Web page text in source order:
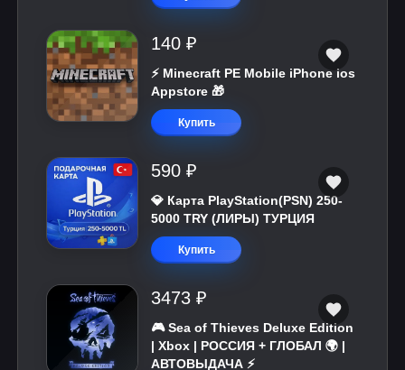
140 ₽
⚡️ Minecraft PE Mobile iPhone ios
Appstore 🎁
Купить
590 ₽
💎 Карта PlayStation(PSN) 250-
5000 TRY (ЛИРЫ) ТУРЦИЯ
Купить
3473 ₽
🎮 Sea of Thieves Deluxe Edition
| Xbox | РОССИЯ + ГЛОБАЛ 🌍 |
АВТОВЫДАЧА ⚡